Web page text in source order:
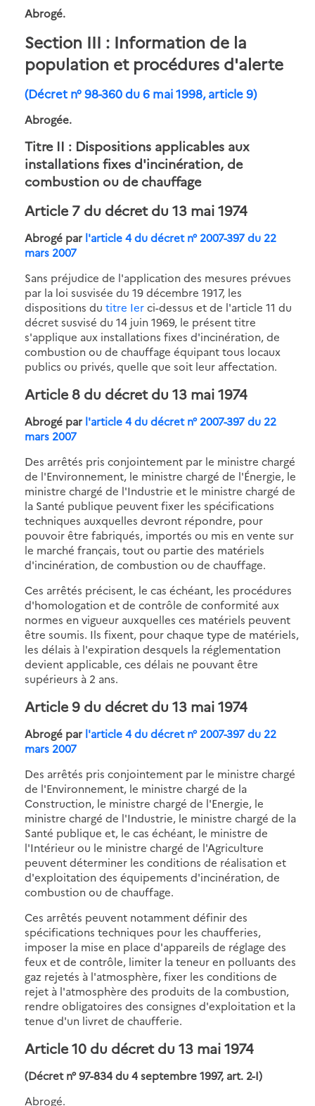
Abrogé.
Section III : Information de la
population et procédures d'alerte
(Décret n° 98-360 du 6 mai 1998, article 9)
Abrogée.
Titre II : Dispositions applicables aux
installations fixes d'incinération, de
combustion ou de chauffage
Article 7 du décret du 13 mai 1974
Abrogé par l'article 4 du décret n° 2007-397 du 22
mars 2007
Sans préjudice de l'application des mesures prévues
par la loi susvisée du 19 décembre 1917, les
dispositions du titre Ierci-dessus et de l'article 11 du
décret susvisé du 14 juin 1969, le présent titre
s'applique aux installations fixes d'incinération, de
combustion ou de chauffage équipant tous locaux
publics ou privés, quelle que soit leur affectation.
Article 8 du décret du 13 mai 1974
Abrogé par l'article 4 du décret n° 2007-397 du 22
mars 2007
Des arrêtés pris conjointement par le ministre chargé
de l'Environnement, le ministre chargé de l'Énergie, le
ministre chargé de l'Industrie et le ministre chargé de
la Santé publique peuvent fixer les spécifications
techniques auxquelles devront répondre, pour
pouvoir être fabriqués, importés ou mis en vente sur
le marché français, tout ou partie des matériels
d'incinération, de combustion ou de chauffage.
Ces arrêtés précisent, le cas échéant, les procédures
d'homologation et de contrôle de conformité aux
normes en vigueur auxquelles ces matériels peuvent
être soumis. Ils fixent, pour chaque type de matériels,
les délais à l'expiration desquels la réglementation
devient applicable, ces délais ne pouvant être
supérieurs à 2 ans.
Article 9 du décret du 13 mai 1974
Abrogé par l'article 4 du décret n° 2007-397 du 22
mars 2007
Des arrêtés pris conjointement par le ministre chargé
de l'Environnement, le ministre chargé de la
Construction, le ministre chargé de l'Energie, le
ministre chargé de l'Industrie, le ministre chargé de la
Santé publique et, le cas échéant, le ministre de
l'Intérieur ou le ministre chargé de l'Agriculture
peuvent déterminer les conditions de réalisation et
d'exploitation des équipements d'incinération, de
combustion ou de chauffage.
Ces arrêtés peuvent notamment définir des
spécifications techniques pour les chaufferies,
imposer la mise en place d'appareils de réglage des
feux et de contrôle, limiter la teneur en polluants des
gaz rejetés à l'atmosphère, fixer les conditions de
rejet à l'atmosphère des produits de la combustion,
rendre obligatoires des consignes d'exploitation et la
tenue d'un livret de chaufferie.
Article 10 du décret du 13 mai 1974
(Décret n° 97-834 du 4 septembre 1997, art. 2-I)
Abrogé.